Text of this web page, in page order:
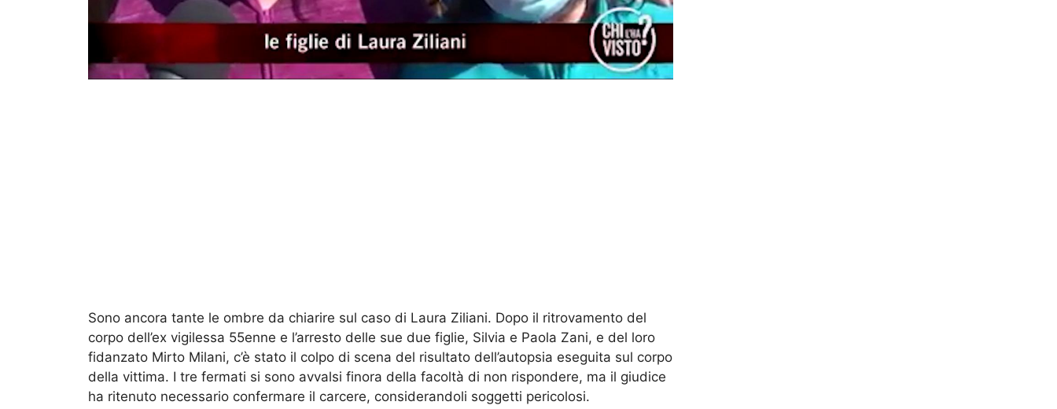
Sono ancora tante le ombre da chiarire sul caso di Laura Ziliani. Dopo il ritrovamento del
corpo dell’ex vigilessa 55enne e l’arresto delle sue due figlie, Silvia e Paola Zani, e del loro
fidanzato Mirto Milani, c’è stato il colpo di scena del risultato dell’autopsia eseguita sul corpo
della vittima. I tre fermati si sono avvalsi finora della facoltà di non rispondere, ma il giudice
ha ritenuto necessario confermare il carcere, considerandoli soggetti pericolosi.